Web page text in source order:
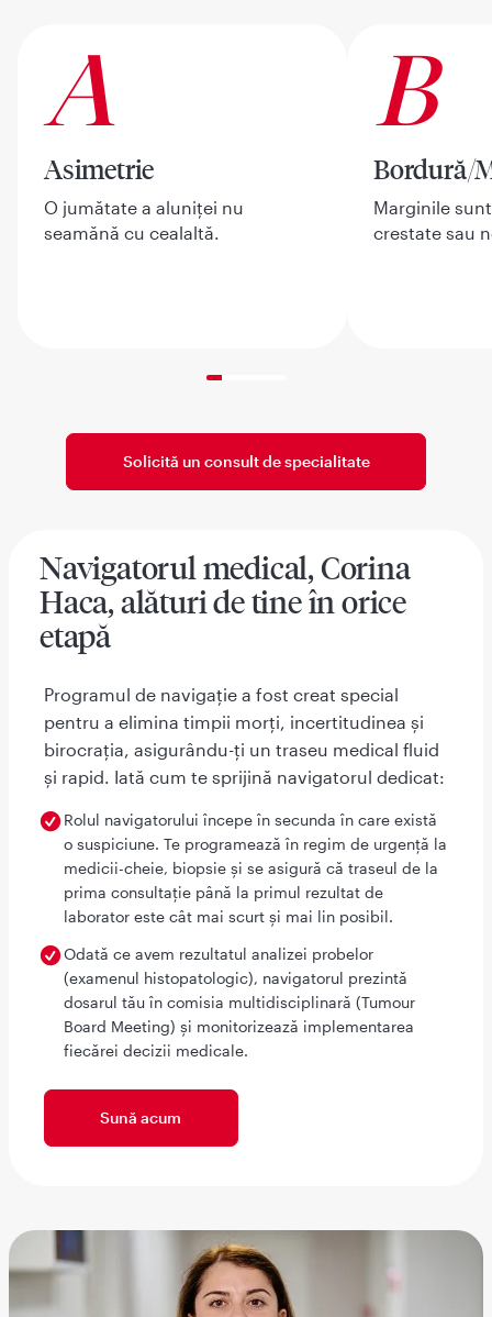
A
Asimetrie
O jumătate a aluniței nu
seamănă cu cealaltă.
B
Bordură/
Marginile
crestate sau
Solicită un consult de specialitate
Navigatorul medical, Corina
Haca, alături de tine în orice
etapă
Programul de navigație a fost creat special
pentru a elimina timpii morți, incertitudinea și
birocrația, asigurându-ți un traseu medical fluid
și rapid. Iată cum te sprijină navigatorul dedicat:
Rolul navigatorului începe în secunda în care există
o suspiciune. Te programează în regim de urgență la
medicii-cheie, biopsie și se asigură că traseul de la
prima consultație până la primul rezultat de
laborator este cât mai scurt și mai lin posibil.
Odată ce avem rezultatul analizei probelor
(examenul histopatologic), navigatorul prezintă
dosarul tău în comisia multidisciplinară (Tumour
Board Meeting) și monitorizează implementarea
fiecărei decizii medicale.
Sună acum